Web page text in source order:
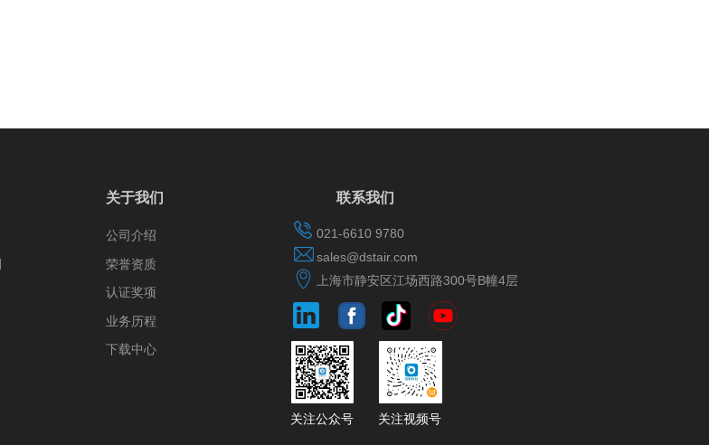
关于我们 联系我们
公司介绍
荣誉资质
认证奖项
业务历程
下载中心
021-6610 9780
sales@dstair.com
上海市静安区江场西路300号B幢4层
​​​​​​​​​​​​​​关注公众号 ​​​​​​​​​​​​​​关注视频号